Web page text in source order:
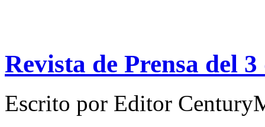
Revista de Prensa del
Escrito por Editor